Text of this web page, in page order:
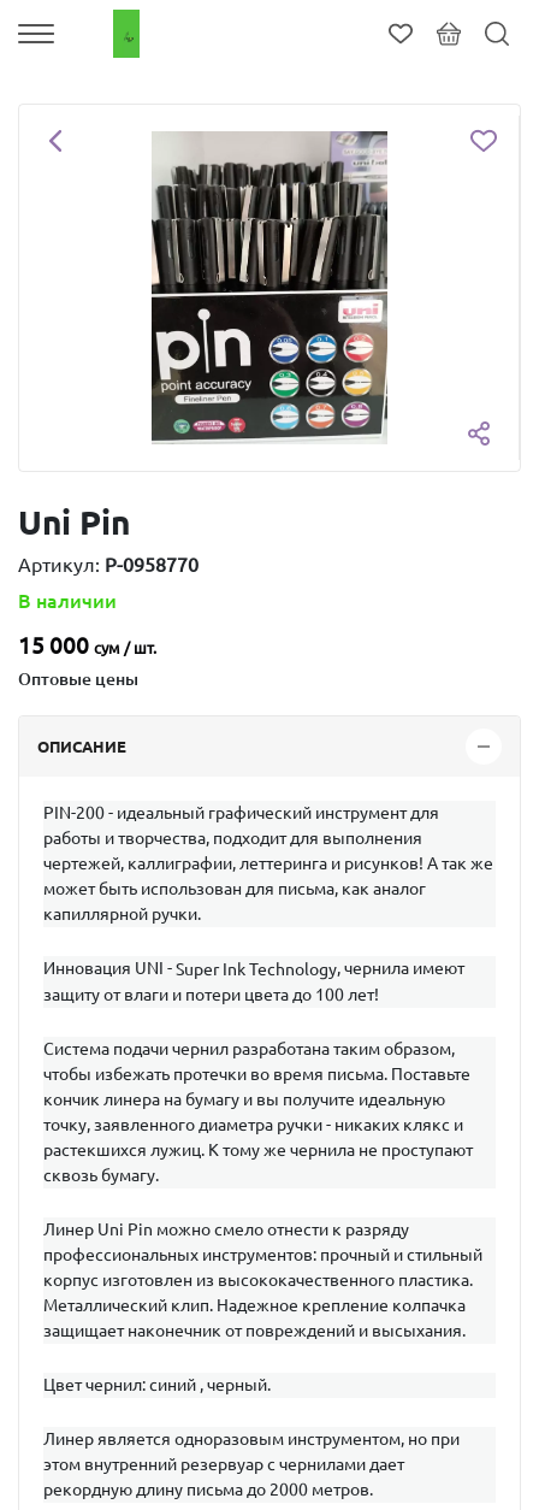
Uni Pin
Артикул: P-0958770
В наличии
15 000 сум / шт.
Оптовые цены
ОПИСАНИЕ
РIN-200 - идеальный графический инструмент для
работы и творчества, подходит для выполнения
чертежей, каллиграфии, леттеринга и рисунков! А так же
может быть использован для письма, как аналог
капиллярной ручки.
Инновация UNI -Super InkTechnology, чернила имеют
защиту от влаги и потери цвета до 100 лет!
Система подачи чернил разработана таким образом,
чтобы избежать протечки во время письма. Поставьте
кончик линера на бумагу и вы получите идеальную
точку, заявленного диаметра ручки - никаких клякс и
растекшихся лужиц. К тому же чернила не проступают
сквозь бумагу.
Линер Uni Pin можно смело отнести к разряду
профессиональных инструментов: прочный и стильный
корпус изготовлен из высококачественного пластика.
Металлический клип. Надежное крепление колпачка
защищает наконечник от повреждений и высыхания.
Цвет чернил: синий , черный.
Линер является одноразовым инструментом, но при
этом внутренний резервуар с чернилами дает
рекордную длину письма до 2000 метров.